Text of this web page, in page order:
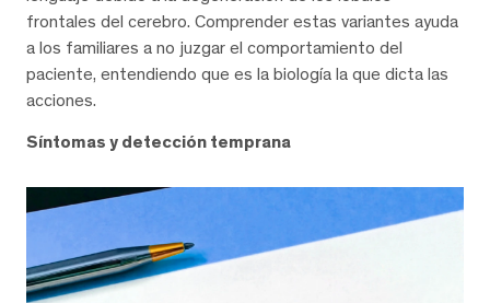
frontales del cerebro. Comprender estas variantes ayuda
a los familiares a no juzgar el comportamiento del
paciente, entendiendo que es la biología la que dicta las
acciones.
Síntomas y detección temprana